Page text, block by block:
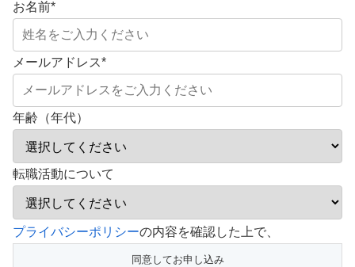
お名前*
メールアドレス*
年齢（年代）
転職活動について
こ
プライバシーポリシーの内容を確認した上で、